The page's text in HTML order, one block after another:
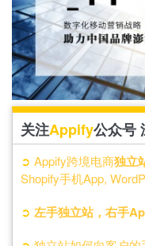
关注Appify公众号
➲ Appify跨境电商独立
Shopify手机App,
➲ 左手独立站，右手